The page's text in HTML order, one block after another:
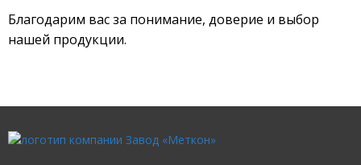
Благодарим вас за понимание, доверие и выбор
нашей продукции.